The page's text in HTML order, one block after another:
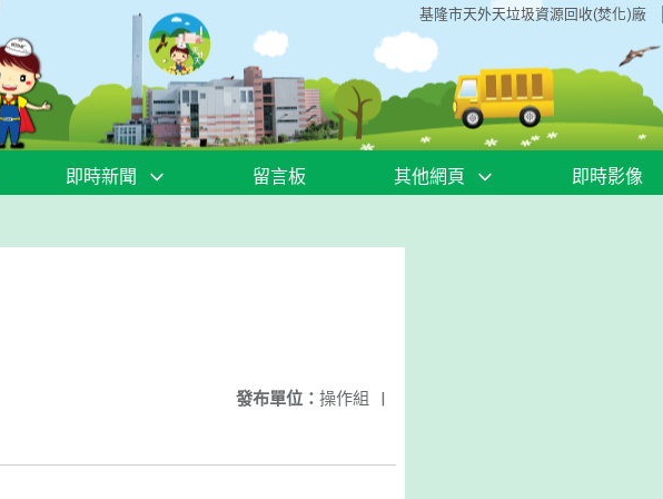
基隆市天外天垃圾資源回收(焚化)廠
即時新聞 留言板 其他網頁 即時影像
發布單位： 操作組 |